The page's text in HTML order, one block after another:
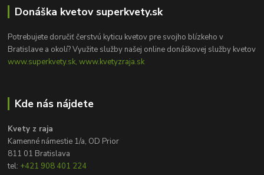
Donáška kvetov superkvety.sk
Potrebujete doručiť čerstvú kyticu kvetov pre svojho blízkeho v
Bratislave a okolí? Využite služby našej online donáškovej služby kvetov
www.superkvety.sk, www.kvetyzraja.sk
Kde nás nájdete
Kvety z raja
Kamenné námestie 1/a, OD Prior
811 01 Bratislava
tel: +421 908 401 224